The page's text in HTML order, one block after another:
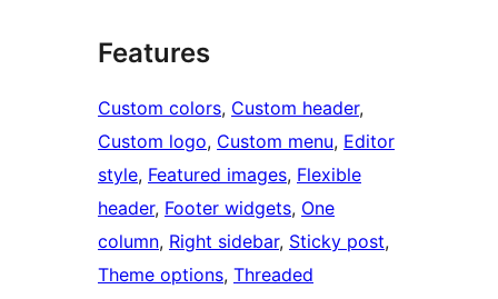
Features
Custom colors, Custom header
Custom logo, Custom menu, Editor
style, Featured images, Flexible
header, Footer widgets, One
column, Right sidebar, Sticky post
Theme options, Threaded